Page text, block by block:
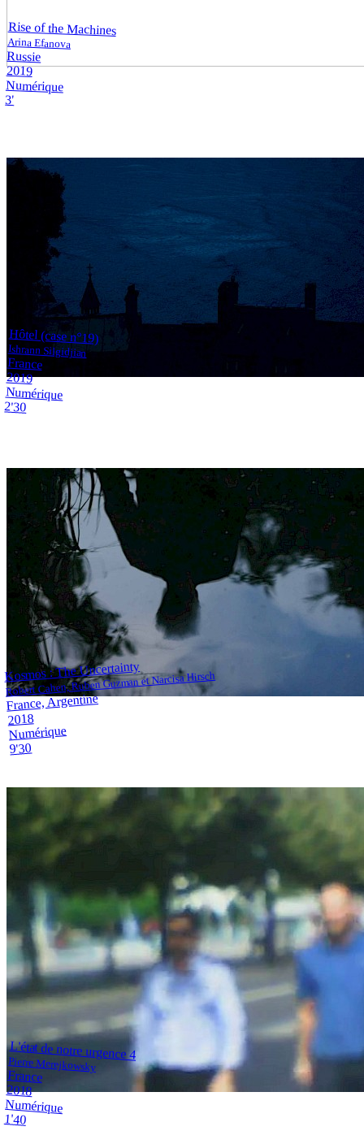
Rise of the Machines
Arina Efanova
Russie
2019
Numérique
3'
Hôtel (case n°19)
Ishrann Silgidjian
France
2019
Numérique
2'30
Kosmos : The Uncertainty
Robert Cahen, Ruben Guzman et Narcisa Hirsch
France, Argentine
2018
Numérique
9'30
L'état de notre urgence 4
Pierre Merejkowsky
France
2018
Numérique
1'40